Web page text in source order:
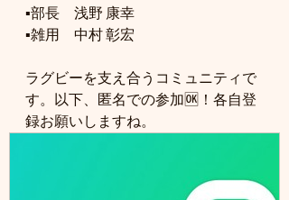
▪️部長　浅野 康幸
▪️雑用　中村 彰宏
ラグビーを支え合うコミュニティで
す。以下、匿名での参加🆗！各自登
録お願いしますね。